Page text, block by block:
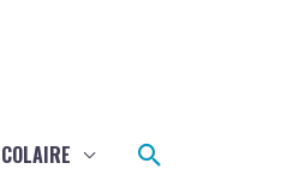
Rechercher